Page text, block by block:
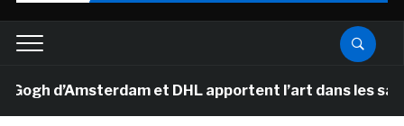
d’Amsterdam et DHL apportent l’art dans les salles